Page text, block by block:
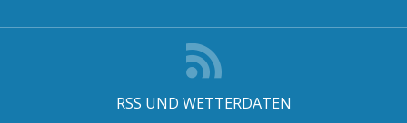
RSS UND WETTERDATEN